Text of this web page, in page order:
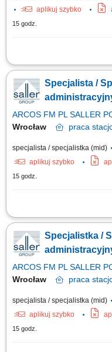
aplikuj szybko
15 godz.
Obowiązki: Prowadzenie
unijnych systemów Safety
prowadzonych spraw,
(rządowej i samorządowej)...
Specjalista /
ARCOS FM PL SALLER
Wrocław
praca
specjalista / specjalistka (mid)
aplikuj szybko
15 godz.
Ciekawe projekty
administracyjnych, takich jak
aktualizacja naszych
naszą flotą pojazdów...
Specjalistka /
ARCOS FM PL SALLER
Wrocław
praca
specjalista / specjalistka (mid)
aplikuj szybko
15 godz.